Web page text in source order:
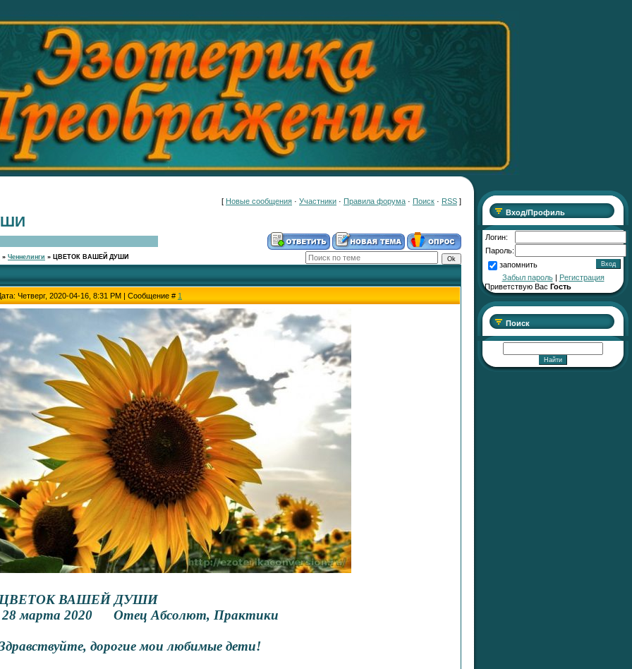
[ Новые сообщения · Участники · Правила форума · Поиск · RSS ]
» Ченнелинги » ЦВЕТОК ВАШЕЙ ДУШИ
Четверг, 2020-04-16, 8:31 PM | Сообщение # 1
ЦВЕТОК ВАШЕЙ ДУШИ
28 марта 2020 Отец Абсолют, Практики
дорогие мои любимые дети!
Вход/Профиль
Логин:
Пароль:
запомнить
Забыл пароль| Регистрация
Приветствую Вас Гость
Поиск